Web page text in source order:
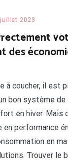
2023
des
à coucher, il est
bon système
en hiver. Mais
en performance
en
Trouver le